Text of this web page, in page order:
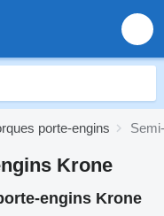
porte-engins
Krone
engins Krone